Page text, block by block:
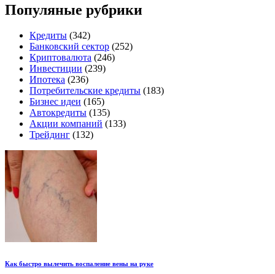
Популяные рубрики
Кредиты (342)
Банковский сектор (252)
Криптовалюта (246)
Инвестиции (239)
Ипотека (236)
Потребительские кредиты (183)
Бизнес идеи (165)
Автокредиты (135)
Акции компаний (133)
Трейдинг (132)
Как быстро вылечить воспаление вены на руке